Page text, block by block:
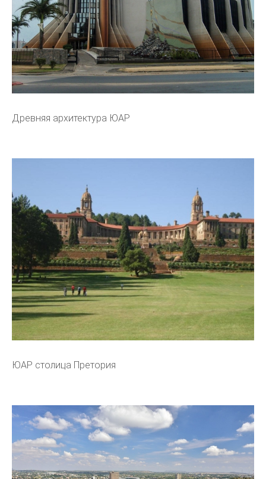
Древняя архитектура ЮАР
ЮАР столица Претория